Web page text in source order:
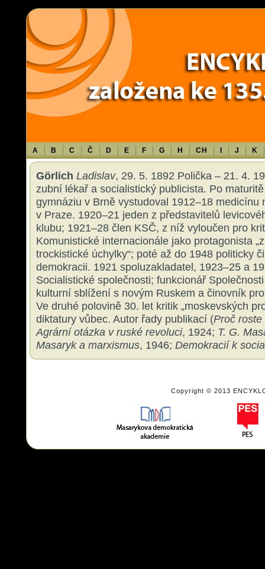
Warning: Use of undefined constant TXT - assumed 'TXT' (this will throw
content/themes/sablona/functions.php
A B C Č D E F G H CH J K
Görlich Ladislav, 29. 5. 1892 Polička – 21. 4.
zubní lékař a socialistický publicista. Po
gymnáziu v Brně vystudoval 1912–18 medicínu
v Praze. 1920–21 jeden z představitelů
klubu; 1921–28 člen KSČ, z níž vyloučen pro
Komunistické internacionále jako protagonista
trockistické úchylky“; poté až do 1948 politicky
demokracii. 1921 spoluzakladatel, 1923–25 a
Socialistické společnosti; funkcionář
kulturní sblížení s novým Ruskem a činovník
Ve druhé polovině 30. let kritik „moskevských
diktatury vůbec. Autor řady publikací (Proč
Agrární otázka v ruské revoluci, 1924; T. G.
Masaryk a marxismus, 1946; Demokracií k
Copyright © 2013